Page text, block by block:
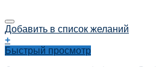
Добавить в список желаний
+
Быстрый просмотр